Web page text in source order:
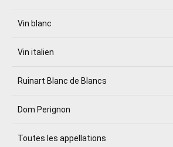
Vin blanc
Vin italien
Ruinart Blanc de Blancs
Dom Perignon
Toutes les appellations